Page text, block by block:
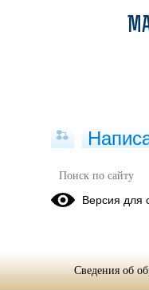
специализированные
Версия для
Сведения об